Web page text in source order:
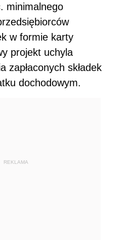
minimalnego
w formie karty
projekt uchyla
zapłaconych składek
dochodowym.
REKLAMA